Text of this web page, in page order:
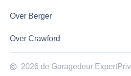
Over Berger
Over Crawford
2026 de Garagedeur Expert